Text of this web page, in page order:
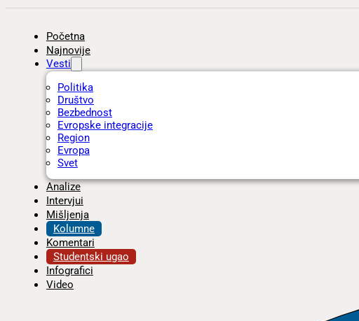
Početna
Najnovije
Vesti
Politika
Društvo
Bezbednost
Evropske integracije
Region
Evropa
Svet
Analize
Intervjui
Mišljenja
Kolumne
Komentari
Studentski ugao
Infografici
Video